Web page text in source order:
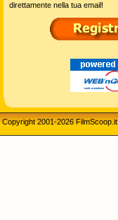
direttamente nella tua email!
Copyright 2001-2026